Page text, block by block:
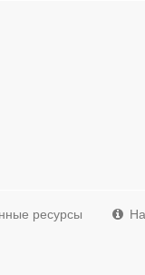
ресурсы